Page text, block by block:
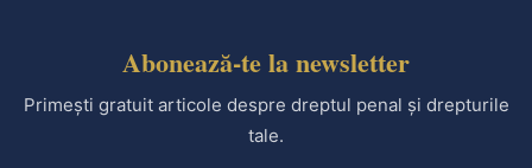
Abonează-te la newsletter
Primești gratuit articole despre dreptul penal și drepturile
tale.